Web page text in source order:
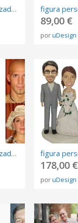
figura personalizada de fotos, 3D retrato Biscuit, muñeca de arte mini me personalizada
89,00 €
poruDesign
figura personalizada de fotos, 3D retrato Biscuit, muñeca de arte mini me personalizada
178,00 €
poruDesign